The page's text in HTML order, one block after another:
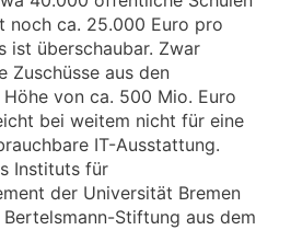
noch ca. 25.000 Euro pro
ist überschaubar. Zwar
Zuschüsse aus den
von ca. 500 Mio. Euro
bei weitem nicht für eine
IT-Ausstattung.
Instituts für
der Universität Bremen
Stiftung aus dem